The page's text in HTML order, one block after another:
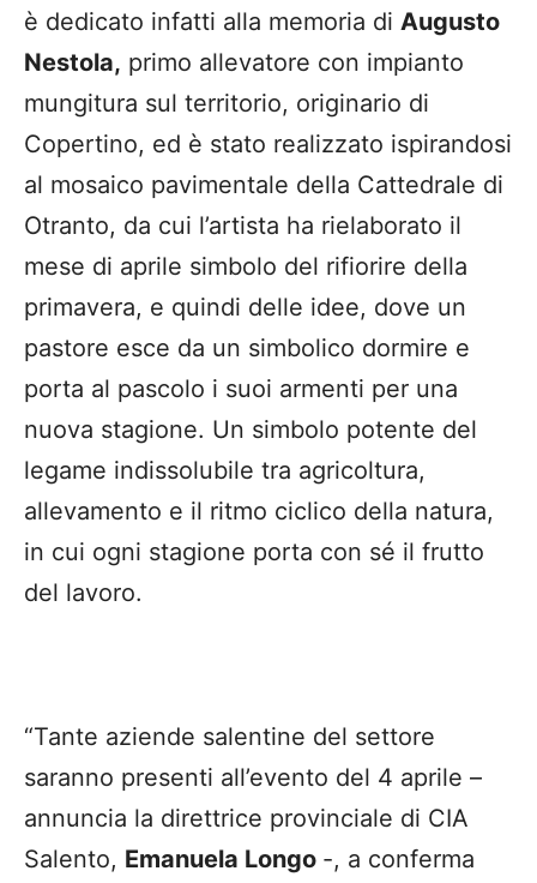
è dedicato infatti alla memoria di Augusto
Nestola, primo allevatore con impianto
mungitura sul territorio, originario di
Copertino, ed è stato realizzato ispirandosi
al mosaico pavimentale della Cattedrale di
Otranto, da cui l’artista ha rielaborato il
mese di aprile simbolo del rifiorire della
primavera, e quindi delle idee, dove un
pastore esce da un simbolico dormire e
porta al pascolo i suoi armenti per una
nuova stagione. Un simbolo potente del
legame indissolubile tra agricoltura,
allevamento e il ritmo ciclico della natura,
in cui ogni stagione porta con sé il frutto
del lavoro.
“Tante aziende salentine del settore
saranno presenti all’evento del 4 aprile –
annuncia la direttrice provinciale di CIA
Salento, Emanuela Longo -, a conferma